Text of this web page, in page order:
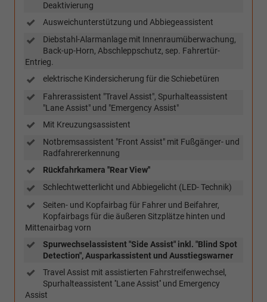
Deaktivierung
Ausweichunterstützung und Abbiegeassistent
Diebstahl-Alarmanlage mit Innenraumüberwachung,
Back-up-Horn, Abschleppschutz, sep. Fahrertür-
Entrieg.
elektrische Kindersicherung für die Schiebetüren
Fahrerassistent "Travel Assist", Spurhalteassistent
"Lane Assist" und "Emergency Assist"
Mit Kreuzungsassistent
Notbremsassistent "Front Assist" mit Fußgänger- und
Radfahrererkennung
Rückfahrkamera ''Rear View''
Schlechtwetterlicht und Abbiegelicht (LED- Technik)
Seiten- und Kopfairbag für Fahrer und Beifahrer,
Kopfairbags für die äußeren Sitzplätze hinten und
Mittenairbag vorn
Spurwechselassistent "Side Assist" inkl. "Blind Spot
Detection", Ausparkassistent und Ausstiegswarner
Travel Assist mit assistierten Fahrstreifenwechsel,
Spurhalteassistent ''Lane Assist'' und Emergency
Assist